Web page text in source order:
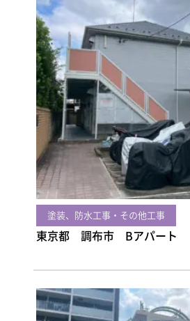
塗装、防水工事・その他工事
東京都 調布市 Bアパート